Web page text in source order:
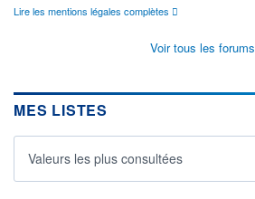
Lire les mentions légales complètes
Voir tous les forums
MES LISTES
Valeurs les plus consultées